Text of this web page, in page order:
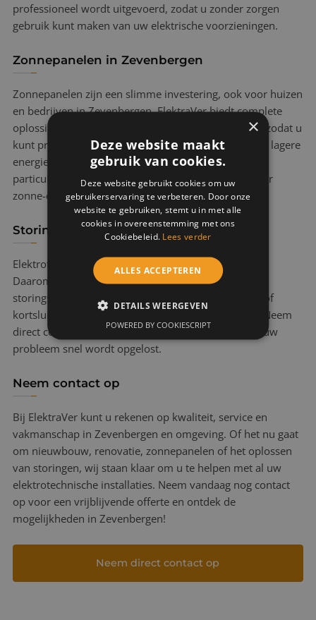
professioneel wordt uitgevoerd, zodat u zonder zorgen
gebruik kunt maken van uw elektrische voorzieningen.
Zonnepanelen in Zevenbergen
Zonnepanelen zijn een slimme investering, ook voor huizen
en bedrijven in Zevenbergen. ElektraVer biedt complete
oplossingen voor het installeren van zonnepanelen, zodat u
kunt profiteren van duurzaam opgewekte energie en lagere
energiekosten. In Zevenbergen helpen wij zowel
particulieren als zakelijke klanten bij de overstap naar
zonne-energie.
Storingsdienst in Zevenbergen
Elektrotechnische storingen komen altijd ongelegen.
Daarom biedt ElektraVer in Zevenbergen een 24/7
storingsdienst voor snelle hulp bij stroomstoringen of
kortsluitingen. Heeft u in Zevenbergen een storing? Neem
direct contact met ons op, en wij zorgen ervoor dat uw
probleem snel wordt opgelost.
Neem contact op
Bij ElektraVer kunt u rekenen op kwaliteit, service en
vakmanschap in Zevenbergen en omgeving. Of het nu gaat
om nieuwbouw, renovatie, zonnepanelen of het oplossen
van storingen, wij staan klaar om u te helpen met al uw
elektrotechnische installaties. Neem vandaag nog contact
op voor een vrijblijvende offerte en ontdek de
mogelijkheden in Zevenbergen!
Neem direct contact op
×
Deze website maakt
gebruik van cookies.
Deze website gebruikt cookies om uw
gebruikerservaring te verbeteren. Door onze
website te gebruiken, stemt u in met alle
cookies in overeenstemming met ons
Cookiebeleid. Lees verder
ALLES ACCEPTEREN
DETAILS WEERGEVEN
POWERED BY COOKIESCRIPT